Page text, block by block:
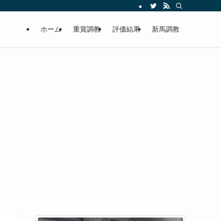
ホーム 重賞調教 評価結果 新馬調教